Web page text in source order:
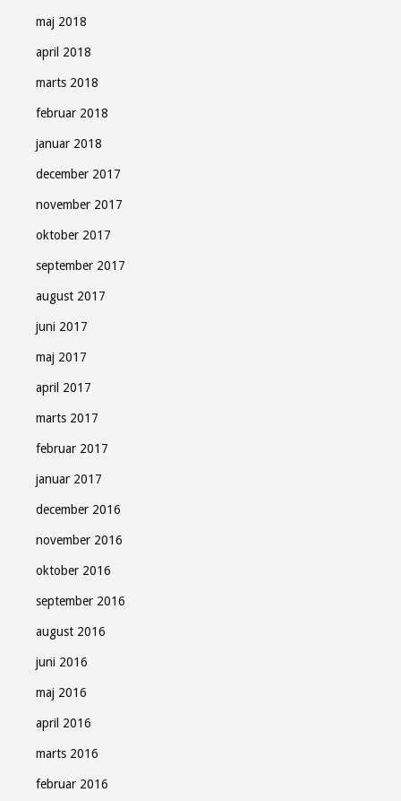
maj 2018
april 2018
marts 2018
februar 2018
januar 2018
december 2017
november 2017
oktober 2017
september 2017
august 2017
juni 2017
maj 2017
april 2017
marts 2017
februar 2017
januar 2017
december 2016
november 2016
oktober 2016
september 2016
august 2016
juni 2016
maj 2016
april 2016
marts 2016
februar 2016